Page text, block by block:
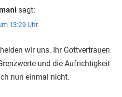
sagt:
13:29 Uhr
wir uns. Ihr Gottvertrauen
und die Aufrichtigkeit
nun einmal nicht.